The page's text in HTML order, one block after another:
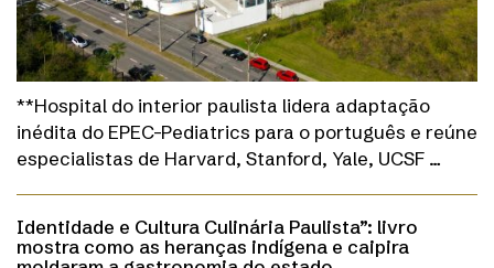
**Hospital do interior paulista lidera adaptação
inédita do EPEC-Pediatrics para o português e reúne
especialistas de Harvard, Stanford, Yale, UCSF …
Identidade e Cultura Culinária Paulista”: livro
mostra como as heranças indígena e caipira